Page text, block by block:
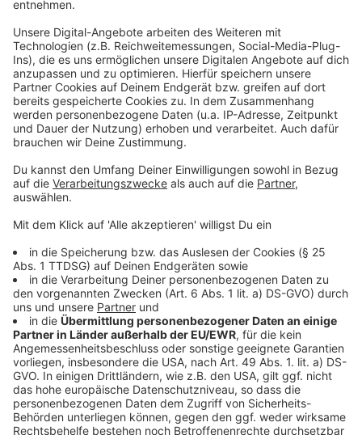
Langzeitarbeitslosen?
Fahndung nach Überfall auf Jugendliche in Leverkusen
Notaufnahme im Klinikum Leverkusen: Viele Hitze-
Patienten
Anzeige
Anzeige